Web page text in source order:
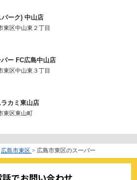
ーク) 中山店
東区中山東２丁目
ー FC広島中山店
東区中山東３丁目
カミ東山店
東区東山町
広島市東区 > 広島市東区のスーパー
話でお問い合わせ